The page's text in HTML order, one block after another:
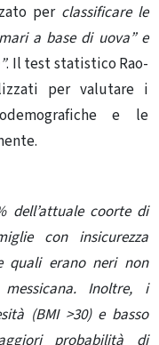
per classificare le
a base di uova” e
. Il test statistico Rao-
per valutare i
e le
dell’attuale coorte di
con insicurezza
quali erano neri non
Inoltre, i
(BMI >30) e basso
probabilità di